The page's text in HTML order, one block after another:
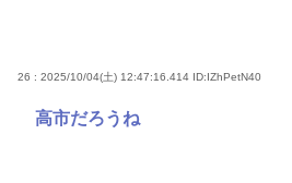
26 : 2025/10/04(土) 12:47:16.414 ID:IZhPetN40
高市だろうね